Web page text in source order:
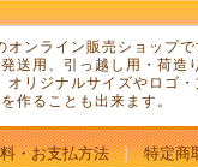
ンライン販売ショップで
送用、引っ越し用・荷造
リジナルサイズやロゴ
作ることも出来ます。
・お支払方法 特定商